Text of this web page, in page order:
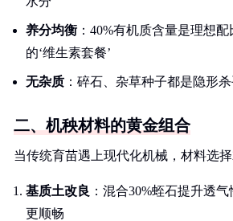
养分均衡 ：40%有机质含量是理想
的‘维生素套餐’
无杂质 ：碎石、杂草种子都是隐形
二、机秧材料的黄金组合
当传统育苗遇上现代化机械，材料选择
基质土改良 ：混合30%蛭石提升透
更顺畅